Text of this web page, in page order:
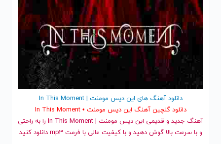
دانلود آهنگ های این دیس مومنت | In This Moment
دانلود گلچین آهنگ این دیس مومنت • In This Moment
آهنگ جدید
و قدیمی این دیس مومنت | In This Moment را به راحتی
و با سرعت بالا گوش دهید و با کیفیت عالی با فرمت mp3 دانلود کنید